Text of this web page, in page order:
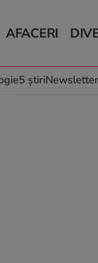
AFACERI
Auto
Locuri de muncă
5 știri